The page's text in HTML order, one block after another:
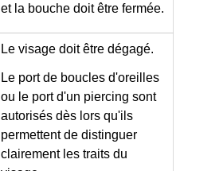
et la bouche doit être fermée.
Le visage doit être dégagé.
Le port de boucles d'oreilles
ou le port d'un piercing sont
autorisés dès lors qu'ils
permettent de distinguer
clairement les traits du